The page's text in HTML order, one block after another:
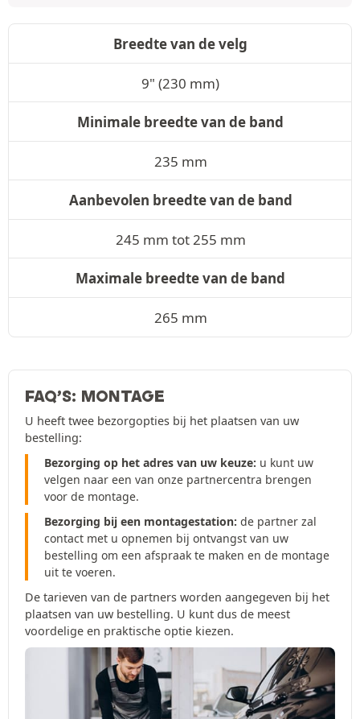
Breedte van de velg
9" (230 mm)
Minimale breedte van de band
235 mm
Aanbevolen breedte van de band
245 mm tot 255 mm
Maximale breedte van de band
265 mm
FAQ’S: MONTAGE
U heeft twee bezorgopties bij het plaatsen van uw
bestelling:
Bezorging op het adres van uw keuze: u kunt uw
velgen naar een van onze partnercentra brengen
voor de montage.
Bezorging bij een montagestation: de partner zal
contact met u opnemen bij ontvangst van uw
bestelling om een afspraak te maken en de montage
uit te voeren.
De tarieven van de partners worden aangegeven bij het
plaatsen van uw bestelling. U kunt dus de meest
voordelige en praktische optie kiezen.